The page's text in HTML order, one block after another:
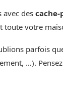
avec des cache-
toute votre
parfois
…).